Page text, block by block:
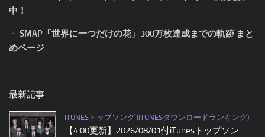
中！
・ SMAP「世界に一つだけの花」300万枚達成までの軌跡 まと
めページ
最新記事
ITUNESトップソング (ITUNESダウンロードランキング)
【4:00更新】2026/08/01付iTunesトップソン